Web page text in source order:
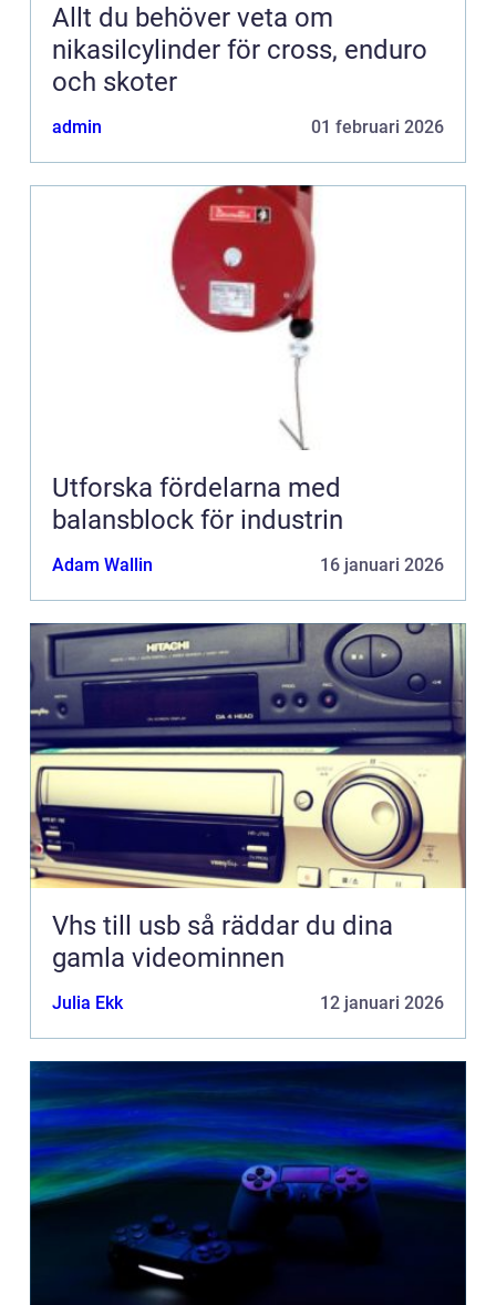
Allt du behöver veta om
nikasilcylinder för cross, enduro
och skoter
admin 01 februari 2026
Utforska fördelarna med
balansblock för industrin
Adam Wallin 16 januari 2026
Vhs till usb så räddar du dina
gamla videominnen
Julia Ekk 12 januari 2026